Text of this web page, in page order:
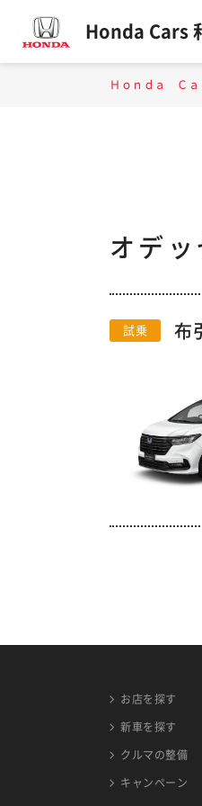
Honda Cars
Ｈｏｎｄａ Ｃ
オデ
試乗 布
お店を探す
新車を探す
クルマの整備
キャンペーン